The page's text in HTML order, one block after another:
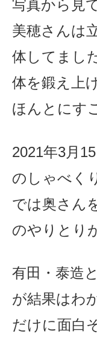
写真から見
美穂さんは
体してまし
体を鍛え上
ほんとにす
2021年3月15
のしゃべく
では奥さん
のやりとり
有田・泰造
が結果はわ
だけに面白